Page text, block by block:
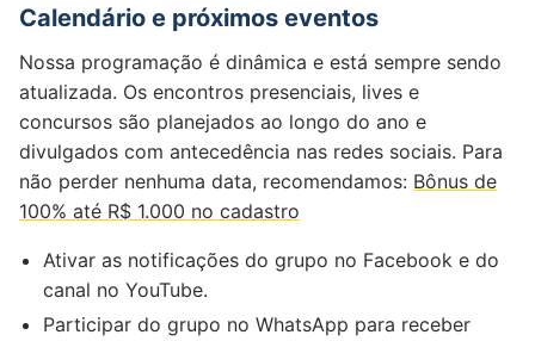
Calendário e próximos eventos
Nossa programação é dinâmica e está sempre sendo
atualizada. Os encontros presenciais, lives e
concursos são planejados ao longo do ano e
divulgados com antecedência nas redes sociais. Para
não perder nenhuma data, recomendamos: Bônus de
100% até R$ 1.000 no cadastro
Ativar as notificações do grupo no Facebook e do
canal no YouTube.
Participar do grupo no WhatsApp para receber